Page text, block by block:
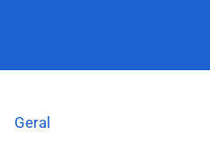
Geral